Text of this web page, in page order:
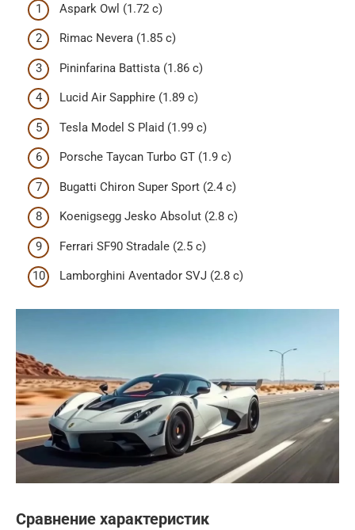
Aspark Owl (1.72 с)
Rimac Nevera (1.85 с)
Pininfarina Battista (1.86 с)
Lucid Air Sapphire (1.89 с)
Tesla Model S Plaid (1.99 с)
Porsche Taycan Turbo GT (1.9 с)
Bugatti Chiron Super Sport (2.4 с)
Koenigsegg Jesko Absolut (2.8 с)
Ferrari SF90 Stradale (2.5 с)
Lamborghini Aventador SVJ (2.8 с)
Сравнение характеристик